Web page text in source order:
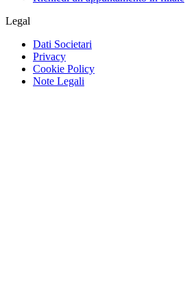
Legal
Dati Societari
Privacy
Cookie Policy
Note Legali